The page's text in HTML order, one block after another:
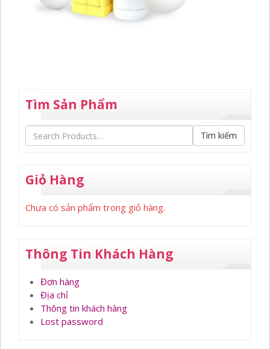
Tìm Sản Phẩm
Tìm kiếm
Giỏ Hàng
Chưa có sản phẩm trong giỏ hàng.
Thông Tin Khách Hàng
Đơn hàng
Địa chỉ
Thông tin khách hàng
Lost password